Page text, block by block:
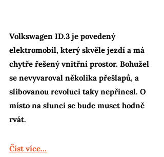
Volkswagen ID.3 je povedený
elektromobil, který skvěle jezdí a má
chytře řešený vnitřní prostor. Bohužel
se nevyvaroval několika přešlapů, a
slibovanou revoluci taky nepřinesl. O
místo na slunci se bude muset hodně
rvát.
Číst více...